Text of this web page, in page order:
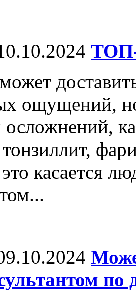
ТОП-
ощущений,
осложнений,
касается
по